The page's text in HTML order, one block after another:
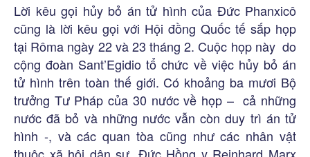
Lời kêu gọi hủy bỏ án tử hình của Đức Phanxicô
cũng là lời kêu gọi với Hội đồng Quốc tế sắp họp
tại Rôma ngày 22 và 23 tháng 2. Cuộc họp này do
cộng đoàn Sant’Egidio tổ chức về việc hủy bỏ án
tử hình trên toàn thế giới. Có khoảng ba mươi Bộ
trưởng Tư Pháp của 30 nước về họp – cả những
nước đã bỏ và những nước vẫn còn duy trì án tử
hình -, và các quan tòa cũng như các nhân vật